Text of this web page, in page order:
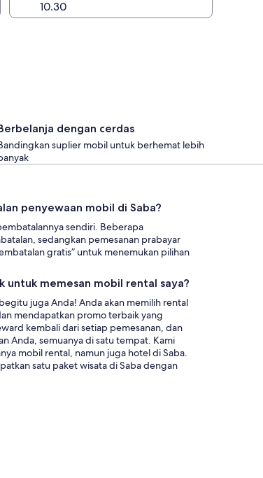
dengan cerdas
suplier mobil untuk berhemat lebih
penyewaan mobil di Saba?
sendiri. Beberapa
sedangkan pemesanan prabayar
gratis” untuk menemukan pilihan
memesan mobil rental saya?
juga Anda! Anda akan memilih rental
mendapatkan promo terbaik yang
kembali dari setiap pemesanan, dan
Anda, semuanya di satu tempat. Kami
mobil rental, namun juga hotel di Saba.
satu paket wisata di Saba dengan